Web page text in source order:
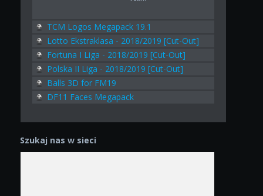
TCM Logos Megapack 19.1
Lotto Ekstraklasa - 2018/2019 [Cut-Out]
Fortuna I Liga - 2018/2019 [Cut-Out]
Polska II Liga - 2018/2019 [Cut-Out]
Balls 3D for FM19
DF11 Faces Megapack
Szukaj nas w sieci